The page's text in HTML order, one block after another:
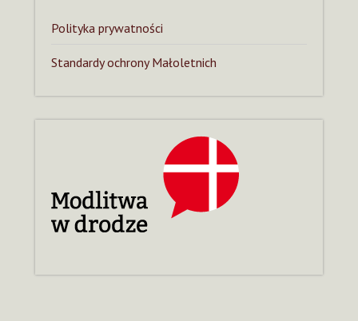
Polityka prywatności
Standardy ochrony Małoletnich